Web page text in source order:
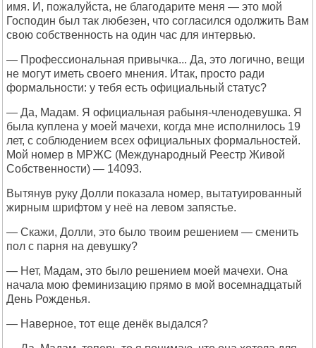
имя. И, пожалуйста, не благодарите меня — это мой
Господин был так любезен, что согласился одолжить Вам
свою собственность на один час для интервью.
— Профессиональная привычка... Да, это логично, вещи
не могут иметь своего мнения. Итак, просто ради
формальности: у тебя есть официальный статус?
— Да, Мадам. Я официальная рабыня-членодевушка. Я
была куплена у моей мачехи, когда мне исполнилось 19
лет, с соблюдением всех официальных формальностей.
Мой номер в МРЖС (Международный Реестр Живой
Собственности) — 14093.
Вытянув руку Долли показала номер, вытатуированный
жирным шрифтом у неё на левом запястье.
— Скажи, Долли, это было твоим решением — сменить
пол с парня на девушку?
— Нет, Мадам, это было решением моей мачехи. Она
начала мою феминизацию прямо в мой восемнадцатый
День Рожденья.
— Наверное, тот еще денёк выдался?